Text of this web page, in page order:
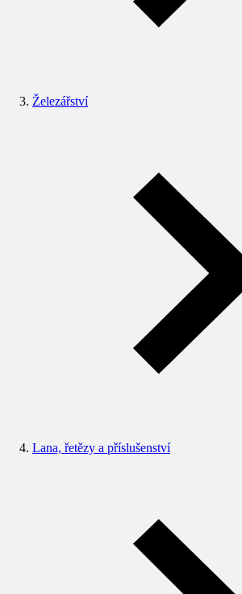
Železářství
Lana, řetězy a příslušenství